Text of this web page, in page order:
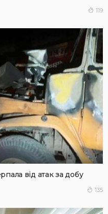
119
від атак за добу
135